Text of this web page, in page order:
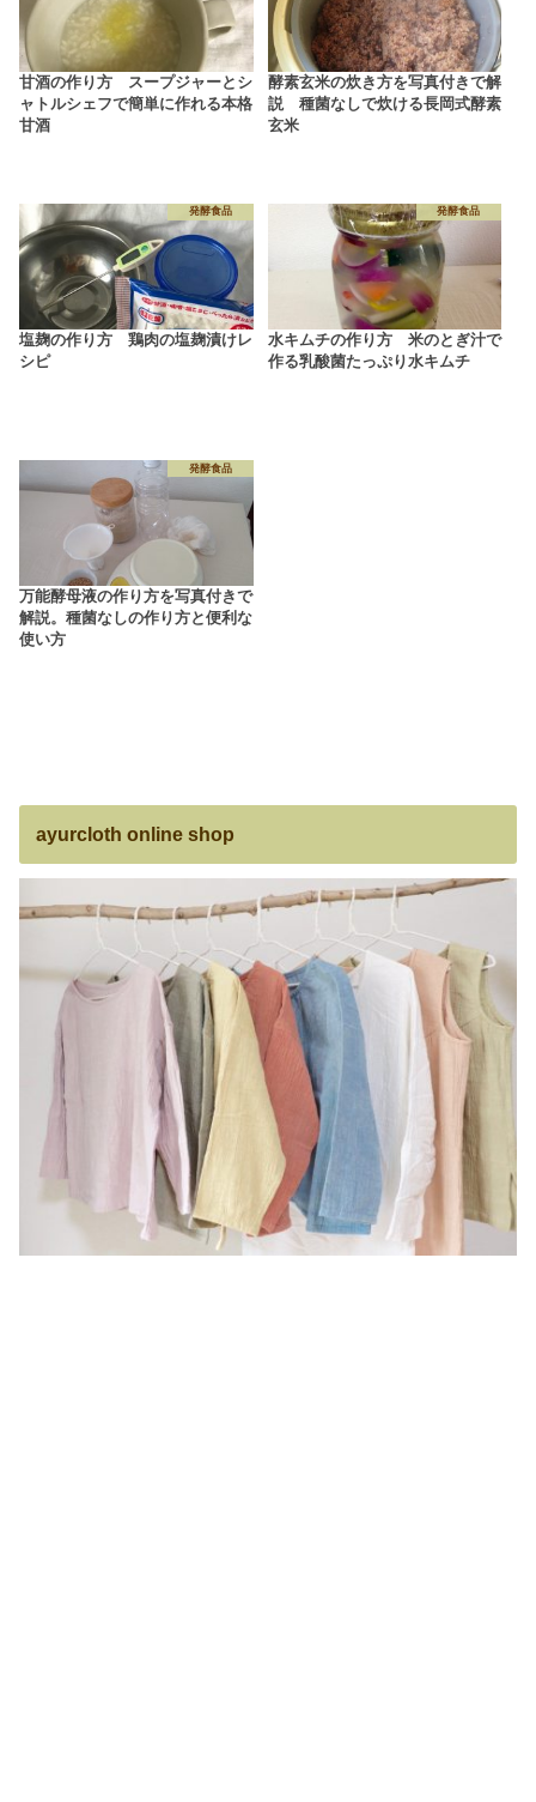
甘酒の作り方 スープジャーとシ
ャトルシェフで簡単に作れる本格
甘酒
酵素玄米の炊き方を写真付きで解
説 種菌なしで炊ける長岡式酵素
玄米
発酵食品
塩麹の作り方 鶏肉の塩麹漬けレ
シピ
発酵食品
水キムチの作り方 米のとぎ汁で
作る乳酸菌たっぷり水キムチ
発酵食品
万能酵母液の作り方を写真付きで
解説。種菌なしの作り方と便利な
使い方
ayurcloth online shop